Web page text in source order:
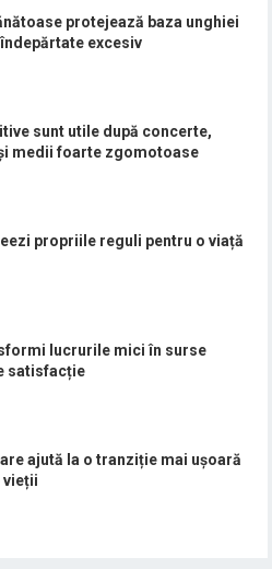
protejează baza unghiei
excesiv
sunt utile după concerte,
medii foarte zgomotoase
propriile reguli pentru o viață
lucrurile mici în surse
satisfacție
ajută la o tranziție mai ușoară
vieții